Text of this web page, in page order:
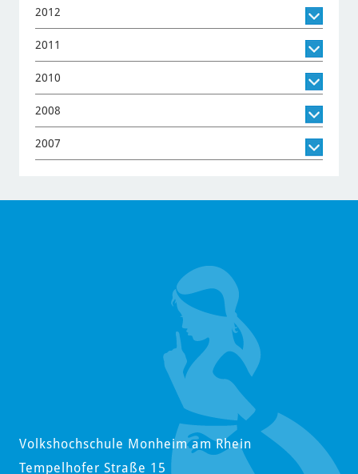
2012
2011
2010
2008
2007
Volkshochschule Monheim am Rhein
Tempelhofer Straße 15